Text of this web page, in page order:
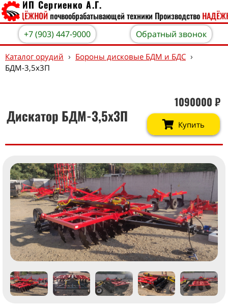
ИП Сергиенко А.Г.
НАДЁЖНОЙпочвообрабатывающей техникиПроизводство
+7 (903) 447-9000 Обратный звонок
Каталог орудий › Бороны дисковые БДМ и БДС ›
БДМ-3,5х3П
Дискатор БДМ-3,5х3П
1090000 ₽
Купить